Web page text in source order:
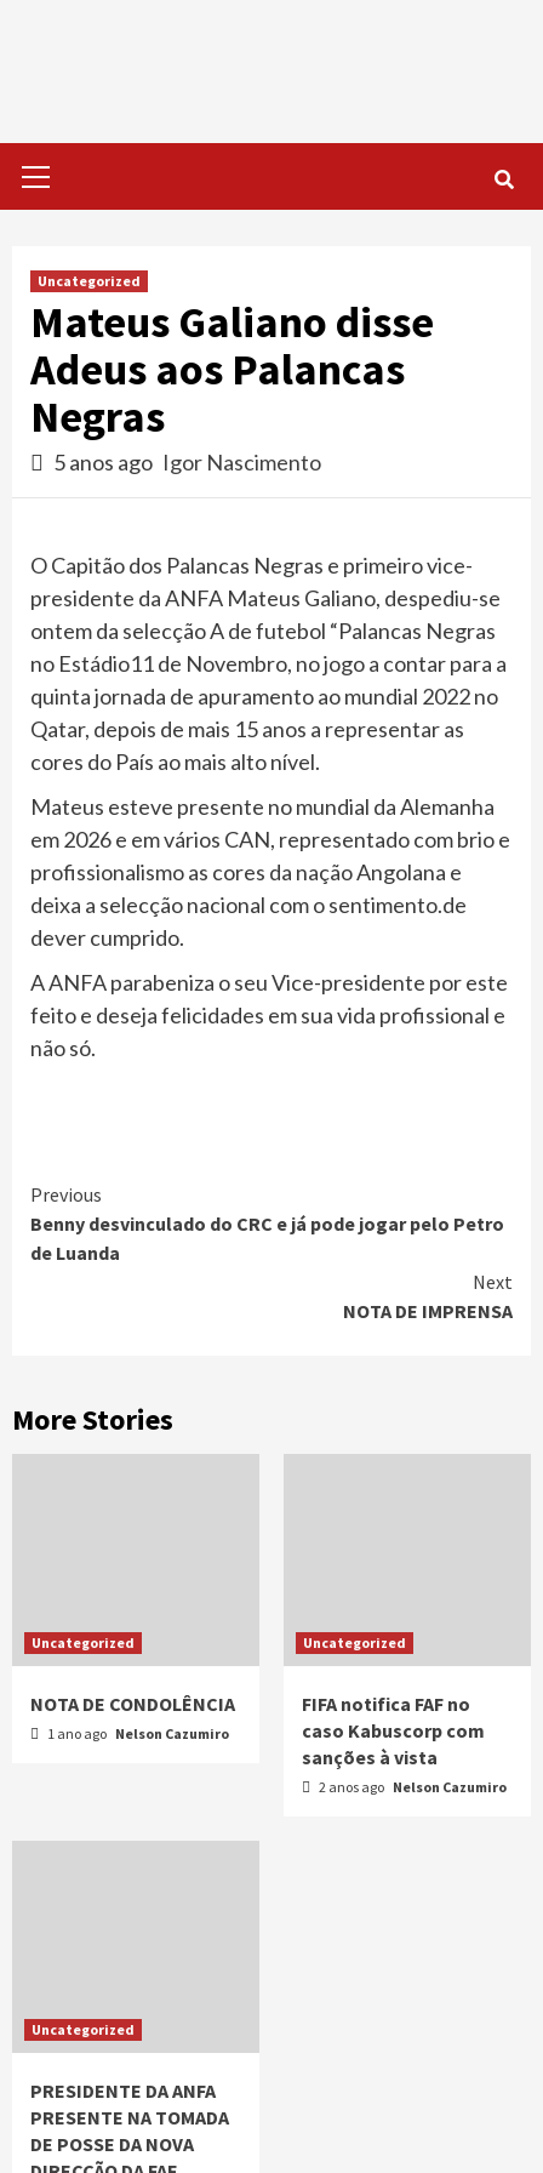
Menu
Uncategorized
Mateus Galiano disse
Adeus aos Palancas
Negras
5 anos ago Igor Nascimento
O Capitão dos Palancas Negras e primeiro vice-
presidente da ANFA Mateus Galiano, despediu-se
ontem da selecção A de futebol “Palancas Negras
no Estádio11 de Novembro, no jogo a contar para a
quinta jornada de apuramento ao mundial 2022 no
Qatar, depois de mais 15 anos a representar as
cores do País ao mais alto nível.
Mateus esteve presente no mundial da Alemanha
em 2026 e em vários CAN, representado com brio e
profissionalismo as cores da nação Angolana e
deixa a selecção nacional com o sentimento.de
dever cumprido.
A ANFA parabeniza o seu Vice-presidente por este
feito e deseja felicidades em sua vida profissional e
não só.
Continue
Reading
Previous
Benny desvinculado do CRC e já pode jogar pelo Petro
de Luanda
Next
NOTA DE IMPRENSA
More Stories
Uncategorized
NOTA DE CONDOLÊNCIA
1 ano ago Nelson Cazumiro
Uncategorized
FIFA notifica FAF no
caso Kabuscorp com
sanções à vista
2 anos ago Nelson Cazumiro
Uncategorized
PRESIDENTE DA ANFA
PRESENTE NA TOMADA
DE POSSE DA NOVA